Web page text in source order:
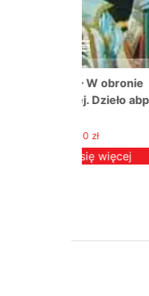
ks. Jean-
Watykański